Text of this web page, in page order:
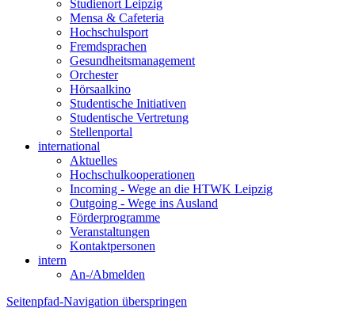
Studienort Leipzig
Mensa & Cafeteria
Hochschulsport
Fremdsprachen
Gesundheitsmanagement
Orchester
Hörsaalkino
Studentische Initiativen
Studentische Vertretung
Stellenportal
international
Aktuelles
Hochschulkooperationen
Incoming - Wege an die HTWK Leipzig
Outgoing - Wege ins Ausland
Förderprogramme
Veranstaltungen
Kontaktpersonen
intern
An-/Abmelden
Seitenpfad-Navigation überspringen